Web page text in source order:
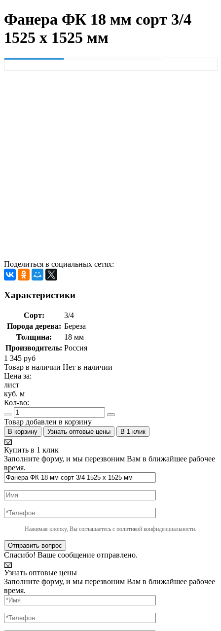
Фанера ФК 18 мм сорт 3/4
1525 х 1525 мм
Поделиться в социальных сетях:
Характеристики
Сорт:
3/4
Порода дерева: Береза
Толщина:
18 мм
Производитель: Россия
1 345 руб
Товар в наличии Нет в наличии
Цена за:
лист
куб. м
Кол-во:
Товар добавлен в корзину
В корзину Узнать оптовые цены В 1 клик
Купить в 1 клик
Заполните форму, и мы перезвоним Вам в ближайшее рабочее
время.
Нажимая кнопку, Вы соглашаетесь с политикой конфиденциальности.
Отправить вопрос
Спасибо! Ваше сообщение отправлено.
Узнать оптовые цены
Заполните форму, и мы перезвоним Вам в ближайшее рабочее
время.